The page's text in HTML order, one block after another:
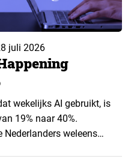
juli 2026
wekelijks AI gebruikt, is
19% naar 40%.
Nederlanders weleens